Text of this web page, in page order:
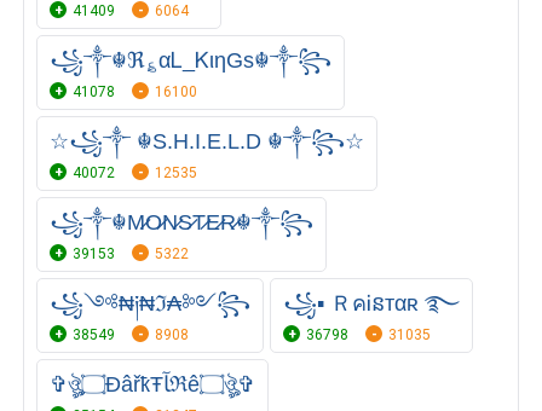
41409 6064
꧁༒☬ℜ؏αᏞ_ᏦιηGs☬༒꧂
41078 16100
☆꧁༒ ☬S.H.I.E.L.D ☬༒꧂☆
40072 12535
꧁༒☬M̷O̷N̷S̷T̷E̷R̷☬༒꧂
39153 5322
꧁༺₦༏₦ℑ₳༻꧂
38549 8908
꧁▪ ＲคᎥនтαʀ ࿐
36798 31035
✞ঔৣ۝ÐâřҟŦﺂℜê۝ঔৣ✞